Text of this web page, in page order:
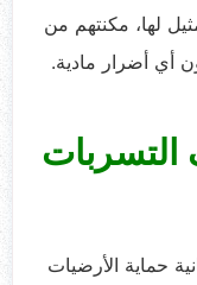
لها، مكنتهم من
أي أضرار مادية.
حماية الأرضيات